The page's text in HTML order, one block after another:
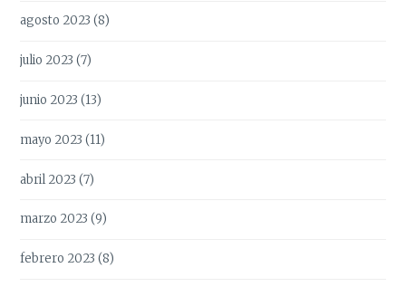
agosto 2023 (8)
julio 2023 (7)
junio 2023 (13)
mayo 2023 (11)
abril 2023 (7)
marzo 2023 (9)
febrero 2023 (8)